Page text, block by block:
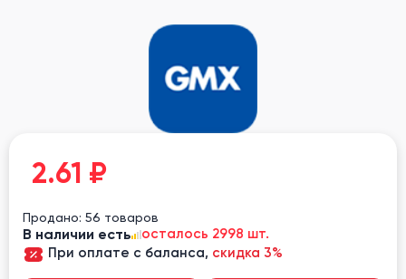
2.61 ₽
Продано: 56 товаров
В наличии есть
осталось 2998 шт.
При оплате с баланса, скидка 3%